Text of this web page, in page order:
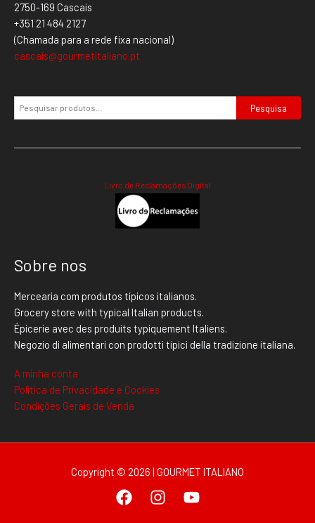
2750-169 Cascais
+351 21 484 2127
(Chamada para a rede fixa nacional)
cascais@gourmetitaliano.pt
Pesquisa
Livro de Reclamações Digital
Sobre nos
Mercearia com produtos típicos italianos.
Grocery store with typical Italian products.
Épicerie avec des produits typiquement Italiens.
Negozio di alimentari con prodotti tipici della tradizione italiana.
A minha conta
Politica de Privacidade e Cookies
Condições Gerais de Venda
Copyright © 2026 | GOURMET ITALIANO